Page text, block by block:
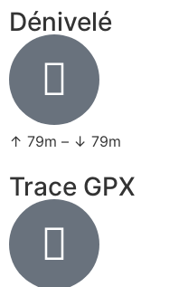
Dénivelé
↑ 79m – ↓ 79m
Trace GPX